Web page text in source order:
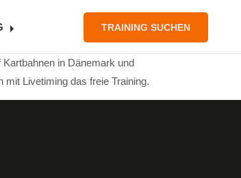
TRAINING SUCHEN
in Dänemark und
mit Livetiming das freie Training.